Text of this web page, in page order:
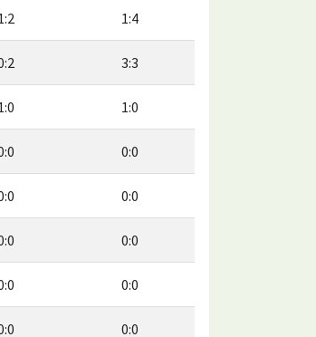
1:4
3:3
1:0
0:0
0:0
0:0
0:0
0:0